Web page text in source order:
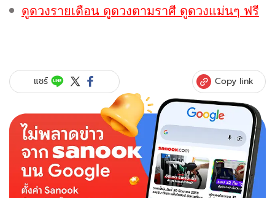
ดูดวงรายเดือน ดูดวงตามราศี ดูดวงแม่นๆ ฟรี
แชร์ Copy link